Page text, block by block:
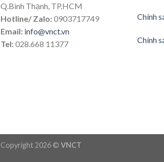
Q.Bình Thạnh, TP.HCM
Hotline/ Zalo:0903717749
Email: info@vnct.vn
Tel:028.668 11377
Chính
Chính
Copyright 2026 © VNCT